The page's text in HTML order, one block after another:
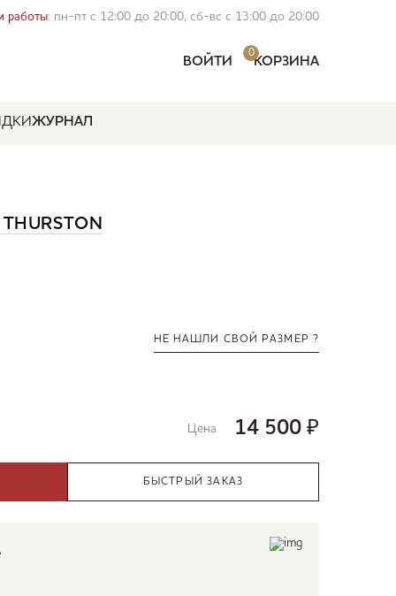
работы: пн-пт с 12:00 до 20:00, сб-вс с 13:00 до 20:00
ВОЙТИ
0
КОРЗИНА
ЖУРНАЛ
НЕ НАШЛИ СВОЙ РАЗМЕР ?
Цена 14 500 ₽
БЫСТРЫЙ ЗАКАЗ